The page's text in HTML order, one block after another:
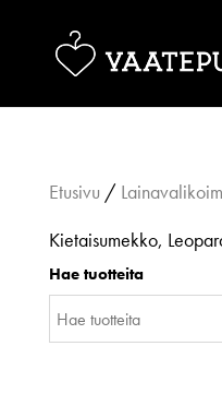
Etusivu /
Kietaisumekko,
Hae tuotteita